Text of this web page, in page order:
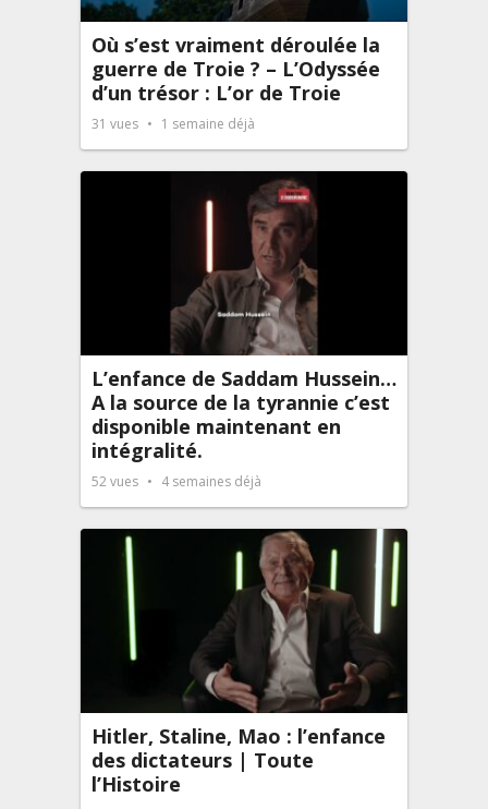
Où s’est vraiment déroulée la
guerre de Troie ? – L’Odyssée
d’un trésor : L’or de Troie
31 vues 1 semaine déjà
L’enfance de Saddam Hussein…
A la source de la tyrannie c’est
disponible maintenant en
intégralité.
52vues 4 semaines déjà
Hitler, Staline, Mao : l’enfance
des dictateurs | Toute
l’Histoire